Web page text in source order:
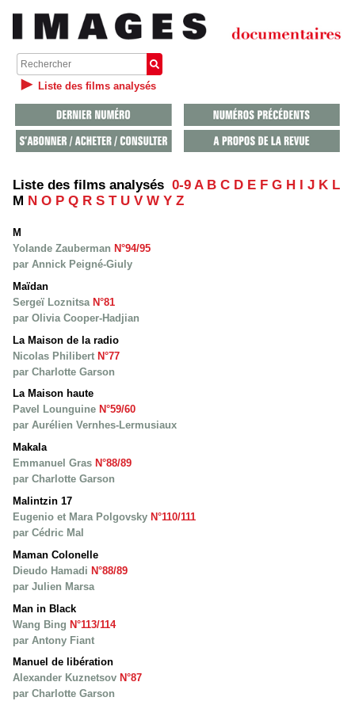
Liste des films analysés
Liste des films analysés 0-9 A B C D E F G H J K L
M N O P Q R S T U V W Y Z
M
Yolande Zauberman N°94/95
par Annick Peigné-Giuly
Maïdan
Sergeï Loznitsa N°81
par Olivia Cooper-Hadjian
La Maison de la radio
Nicolas Philibert N°77
par Charlotte Garson
La Maison haute
Pavel Lounguine N°59/60
par Aurélien Vernhes-Lermusiaux
Makala
Emmanuel Gras N°88/89
par Charlotte Garson
Malintzin 17
Eugenio et Mara Polgovsky N°110/111
par Cédric Mal
Maman Colonelle
Dieudo Hamadi N°88/89
par Julien Marsa
Man in Black
Wang Bing N°113/114
par Antony Fiant
Manuel de libération
Alexander Kuznetsov N°87
par Charlotte Garson